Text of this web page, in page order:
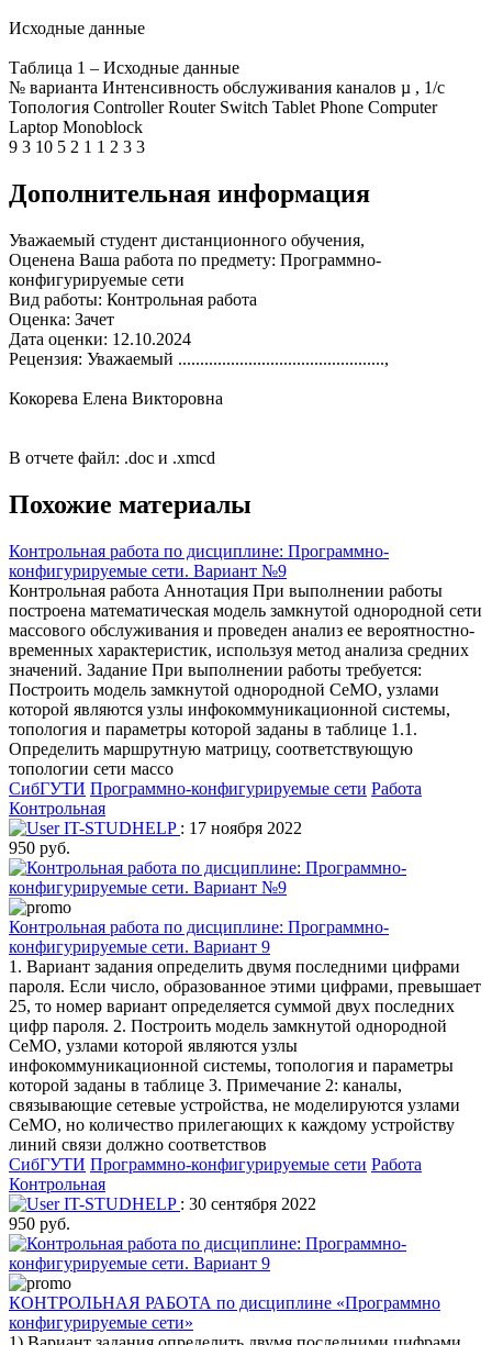
Исходные данные
Таблица 1 – Исходные данные
№ варианта Интенсивность обслуживания каналов µ , 1/с
Топология Controller Router Switch Tablet Phone Computer
Laptop Monoblock
9 3 10 5 2 1 1 2 3 3
Дополнительная информация
Уважаемый студент дистанционного обучения,
Оценена Ваша работа по предмету: Программно-
конфигурируемые сети
Вид работы: Контрольная работа
Оценка: Зачет
Дата оценки: 12.10.2024
Рецензия: Уважаемый ...............................................,
Кокорева Елена Викторовна
В отчете файл: .doc и .xmcd
Похожие материалы
Контрольная работа по дисциплине: Программно-
конфигурируемые сети. Вариант №9
Контрольная работа Аннотация При выполнении работы
построена математическая модель замкнутой однородной сети
массового обслуживания и проведен анализ ее вероятностно-
временных характеристик, используя метод анализа средних
значений. Задание При выполнении работы требуется:
Построить модель замкнутой однородной СеМО, узлами
которой являются узлы инфокоммуникационной системы,
топология и параметры которой заданы в таблице 1.1.
Определить маршрутную матрицу, соответствующую
топологии сети массо
СибГУТИ Программно-конфигурируемые сети Работа
Контрольная
IT-STUDHELP : 17 ноября 2022
950 руб.
Контрольная работа по дисциплине: Программно-
конфигурируемые сети. Вариант 9
1. Вариант задания определить двумя последними цифрами
пароля. Если число, образованное этими цифрами, превышает
25, то номер вариант определяется суммой двух последних
цифр пароля. 2. Построить модель замкнутой однородной
СеМО, узлами которой являются узлы
инфокоммуникационной системы, топология и параметры
которой заданы в таблице 3. Примечание 2: каналы,
связывающие сетевые устройства, не моделируются узлами
СеМО, но количество прилегающих к каждому устройству
линий связи должно соответствов
СибГУТИ Программно-конфигурируемые сети Работа
Контрольная
IT-STUDHELP : 30 сентября 2022
950 руб.
КОНТРОЛЬНАЯ РАБОТА по дисциплине «Программно
конфигурируемые сети»